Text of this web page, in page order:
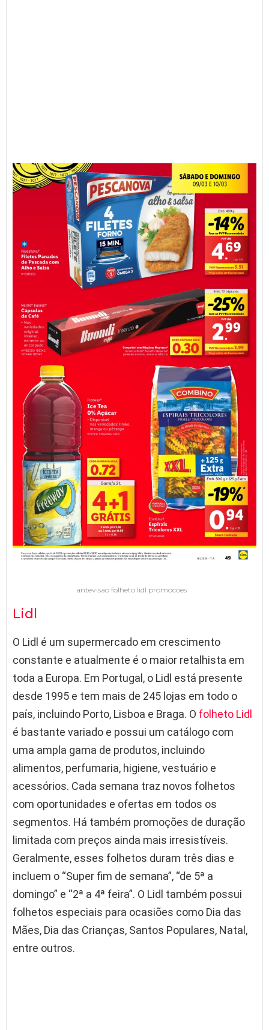
antevisao folheto lidl promocoes
Lidl
O Lidl é um supermercado em crescimento
constante e atualmente é o maior retalhista em
toda a Europa. Em Portugal, o Lidl está presente
desde 1995 e tem mais de 245 lojas em todo o
país, incluindo Porto, Lisboa e Braga. O folheto Lidl
é bastante variado e possui um catálogo com
uma ampla gama de produtos, incluindo
alimentos, perfumaria, higiene, vestuário e
acessórios. Cada semana traz novos folhetos
com oportunidades e ofertas em todos os
segmentos. Há também promoções de duração
limitada com preços ainda mais irresistíveis.
Geralmente, esses folhetos duram três dias e
incluem o “Super fim de semana”, “de 5ª a
domingo” e “2ª a 4ª feira”. O Lidl também possui
folhetos especiais para ocasiões como Dia das
Mães, Dia das Crianças, Santos Populares, Natal,
entre outros.